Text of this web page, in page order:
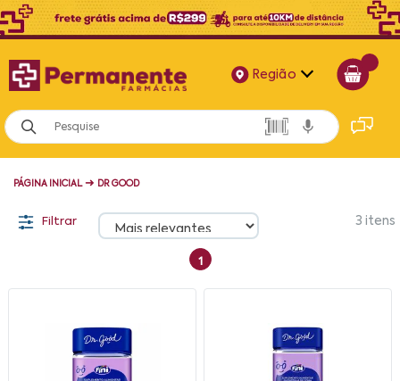
Região
Alagoas
Bahia
PÁGINA INICIAL ➜ DR GOOD
Filtrar 3 itens
1